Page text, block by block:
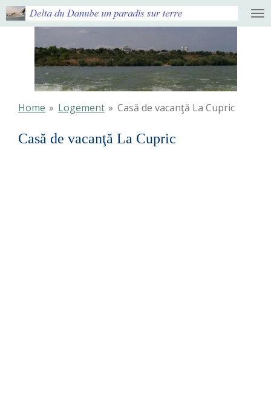
Ga
direct
hoofdinhoud
Home » Logement » Casă de vacanţă La Cupric
Casă de vacanţă La Cupric